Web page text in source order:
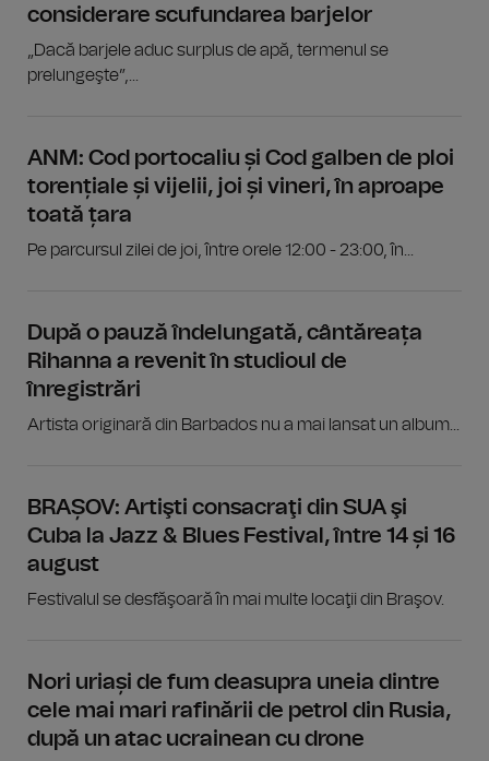
considerare scufundarea barjelor
„Dacă barjele aduc surplus de apă, termenul se
prelungeşte”,...
ANM: Cod portocaliu și Cod galben de ploi
torențiale și vijelii, joi și vineri, în aproape
toată țara
Pe parcursul zilei de joi, între orele 12:00 - 23:00, în...
După o pauză îndelungată, cântăreața
Rihanna a revenit în studioul de
înregistrări
Artista originară din Barbados nu a mai lansat un album...
BRAȘOV: Artişti consacraţi din SUA şi
Cuba la Jazz & Blues Festival, între 14 și 16
august
Festivalul se desfăşoară în mai multe locaţii din Braşov.
Nori uriași de fum deasupra uneia dintre
cele mai mari rafinării de petrol din Rusia,
după un atac ucrainean cu drone